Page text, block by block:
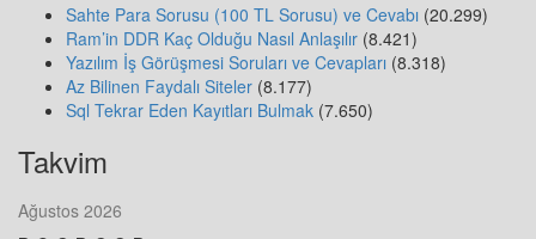
Sahte Para Sorusu (100 TL Sorusu) ve Cevabı (20.299)
Ram’in DDR Kaç Olduğu Nasıl Anlaşılır (8.421)
Yazılım İş Görüşmesi Soruları ve Cevapları (8.318)
Az Bilinen Faydalı Siteler (8.177)
Sql Tekrar Eden Kayıtları Bulmak (7.650)
Takvim
Ağustos 2026